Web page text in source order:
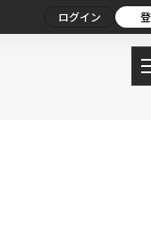
ログイン